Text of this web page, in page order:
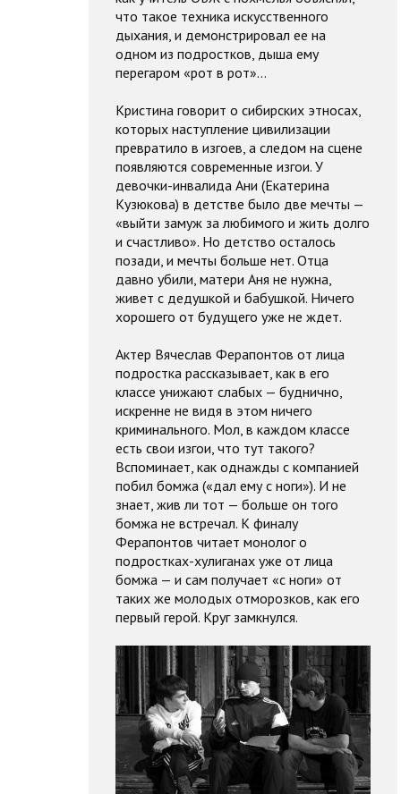
что такое техника искусственного
дыхания, и демонстрировал ее на
одном из подростков, дыша ему
перегаром «рот в рот»…
Кристина говорит о сибирских этносах,
которых наступление цивилизации
превратило в изгоев, а следом на сцене
появляются современные изгои. У
девочки-инвалида Ани (Екатерина
Кузюкова) в детстве было две мечты —
«выйти замуж за любимого и жить долго
и счастливо». Но детство осталось
позади, и мечты больше нет. Отца
давно убили, матери Аня не нужна,
живет с дедушкой и бабушкой. Ничего
хорошего от будущего уже не ждет.
Актер Вячеслав Ферапонтов от лица
подростка рассказывает, как в его
классе унижают слабых — буднично,
искренне не видя в этом ничего
криминального. Мол, в каждом классе
есть свои изгои, что тут такого?
Вспоминает, как однажды с компанией
побил бомжа («дал ему с ноги»). И не
знает, жив ли тот — больше он того
бомжа не встречал. К финалу
Ферапонтов читает монолог о
подростках-хулиганах уже от лица
бомжа — и сам получает «с ноги» от
таких же молодых отморозков, как его
первый герой. Круг замкнулся.